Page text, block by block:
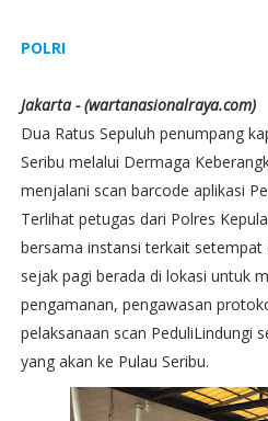
POLRI
Jakarta - (wartanasionalraya.com)
Dua Ratus Sepuluh penumpang
Seribu melalui Dermaga
menjalani scan barcode aplikasi
Terlihat petugas dari Polres
bersama instansi terkait
sejak pagi berada di lokasi untuk
pengamanan, pengawasan
pelaksanaan scan PeduliLindungi
yang akan ke Pulau Seribu.